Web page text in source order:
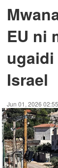
EU ni
Israel
Jun 01, 2026